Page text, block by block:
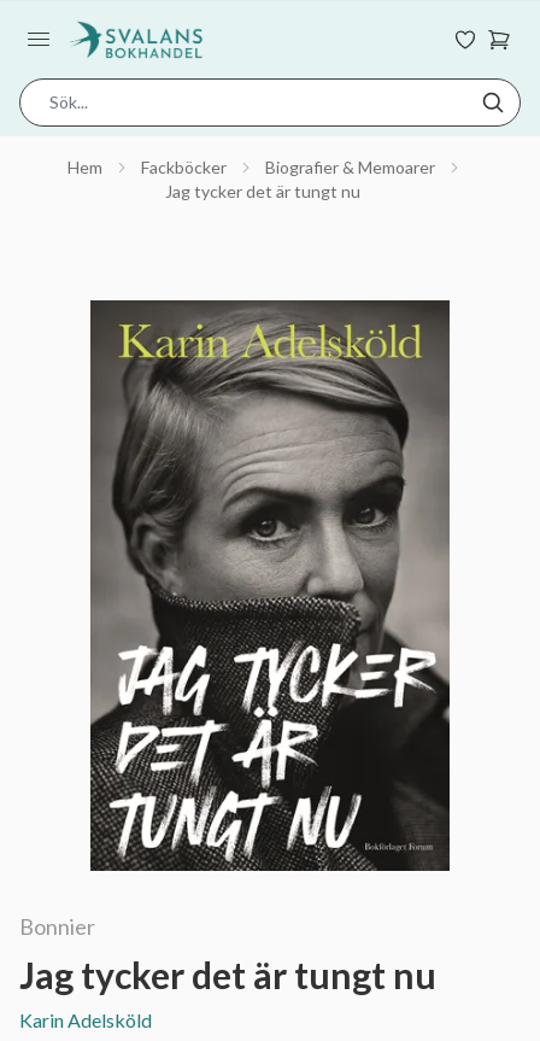
Hem Fackböcker
Biografier & Memoarer
Jag tycker det är tungt nu
Bonnier
Jag tycker det är tungt nu
Karin Adelsköld